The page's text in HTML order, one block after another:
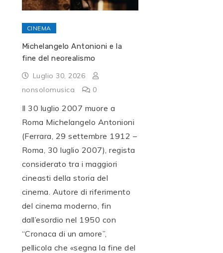
CINEMA
Michelangelo Antonioni e la
fine del neorealismo
Luglio 30, 2026
nonsolomusica
0
Il 30 luglio 2007 muore a
Roma Michelangelo Antonioni
(Ferrara, 29 settembre 1912 –
Roma, 30 luglio 2007), regista
considerato tra i maggiori
cineasti della storia del
cinema. Autore di riferimento
del cinema moderno, fin
dall’esordio nel 1950 con
“Cronaca di un amore”,
pellicola che «segna la fine del